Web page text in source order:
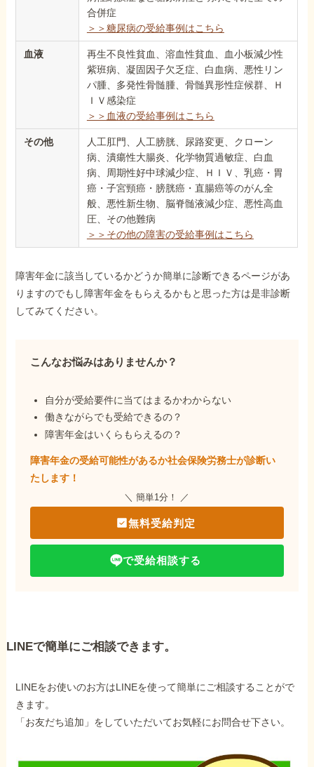
合併症
＞＞糖尿病の受給事例はこちら
血液
再生不良性貧血、溶血性貧血、血小板減少性
紫班病、凝固因子欠乏症、白血病、悪性リン
パ腫、多発性骨髄腫、骨髄異形性症候群、Ｈ
ＩＶ感染症
＞＞血液の受給事例はこちら
その他
人工肛門、人工膀胱、尿路変更、クローン
病、潰瘍性大腸炎、化学物質過敏症、白血
病、周期性好中球減少症、ＨＩＶ、乳癌・胃
癌・子宮頸癌・膀胱癌・直腸癌等のがん全
般、悪性新生物、脳脊髄液減少症、悪性高血
圧、その他難病
＞＞その他の障害の受給事例はこちら
障害年金に該当しているかどうか簡単に診断できるページがあ
りますのでもし障害年金をもらえるかもと思った方は是非診断
してみてください。
こんなお悩みはありませんか？
自分が受給要件に当てはまるかわからない
働きながらでも受給できるの？
障害年金はいくらもらえるの？
障害年金の受給可能性があるか社会保険労務士が診断い
たします！
＼ 簡単1分！ ／
無料受給判定
で受給相談する
LINEで簡単にご相談できます。
LINEをお使いのお方はLINEを使って簡単にご相談することがで
きます。
「お友だち追加」をしていただいてお気軽にお問合せ下さい。